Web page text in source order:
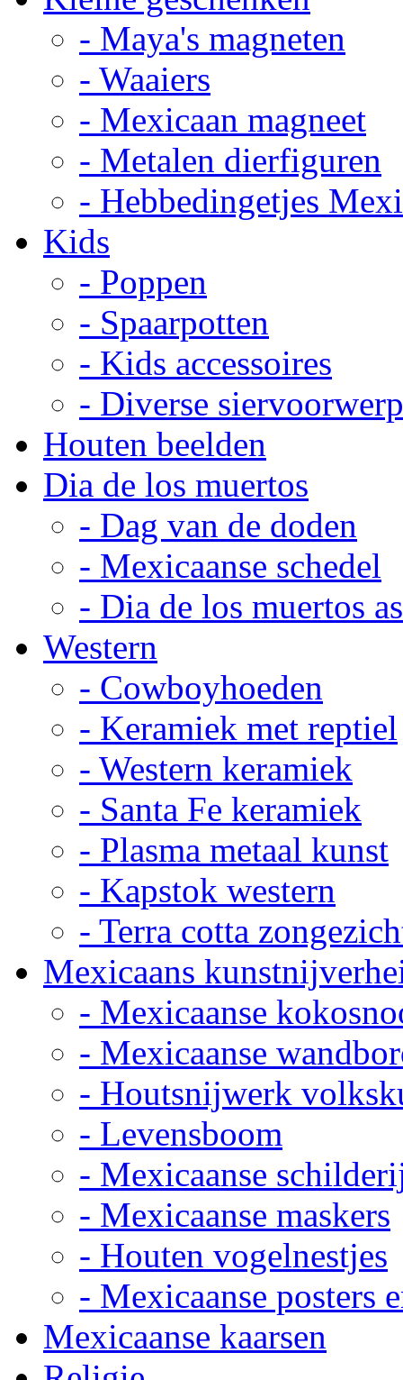
- Maya's magneten
- Waaiers
- Mexicaan magneet
- Metalen dierfiguren
- Hebbedingetjes
Kids
- Poppen
- Spaarpotten
- Kids accessoires
- Diverse
Houten beelden
Dia de los muertos
- Dag van de doden
- Mexicaanse schedel
- Dia de los muertos
Western
- Cowboyhoeden
- Keramiek met reptiel
- Western keramiek
- Santa Fe keramiek
- Plasma metaal kunst
- Kapstok western
- Terra cotta
Mexicaans
- Mexicaanse
- Mexicaanse
- Houtsnijwerk
- Levensboom
- Mexicaanse
- Mexicaanse maskers
- Houten vogelnestjes
- Mexicaanse posters
Mexicaanse kaarsen